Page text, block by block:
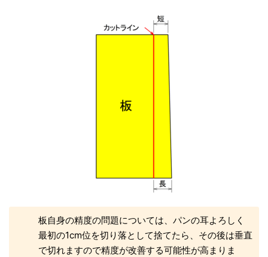
板自身の精度の問題については、パンの耳よろしく
最初の1cm位を切り落として捨てたら、その後は垂直
で切れますので精度が改善する可能性が高まりま